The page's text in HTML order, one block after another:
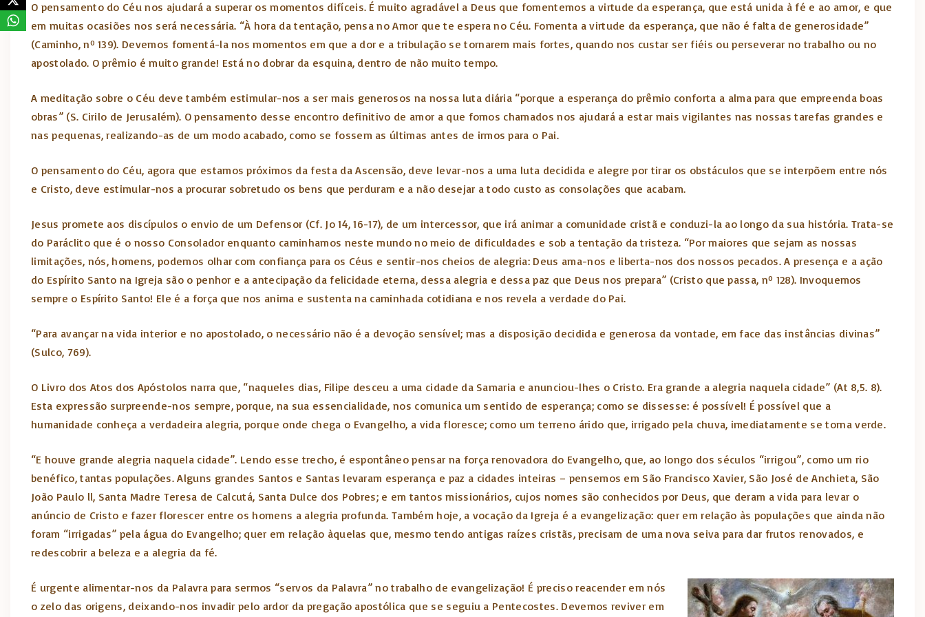
O pensamento do Céu nos ajudará a superar os momentos difíceis. É muito agradável a Deus que fomentemos a virtude da esperança, que está unida à fé e ao amor, e que
em muitas ocasiões nos será necessária. “À hora da tentação, pensa no Amor que te espera no Céu. Fomenta a virtude da esperança, que não é falta de generosidade”
(Caminho, nº 139). Devemos fomentá-la nos momentos em que a dor e a tribulação se tornarem mais fortes, quando nos custar ser fiéis ou perseverar no trabalho ou no
apostolado. O prêmio é muito grande! Está no dobrar da esquina, dentro de não muito tempo.
A meditação sobre o Céu deve também estimular-nos a ser mais generosos na nossa luta diária “porque a esperança do prêmio conforta a alma para que empreenda boas
obras” (S. Cirilo de Jerusalém). O pensamento desse encontro definitivo de amor a que fomos chamados nos ajudará a estar mais vigilantes nas nossas tarefas grandes e
nas pequenas, realizando-as de um modo acabado, como se fossem as últimas antes de irmos para o Pai.
O pensamento do Céu, agora que estamos próximos da festa da Ascensão, deve levar-nos a uma luta decidida e alegre por tirar os obstáculos que se interpõem entre nós
e Cristo, deve estimular-nos a procurar sobretudo os bens que perduram e a não desejar a todo custo as consolações que acabam.
Jesus promete aos discípulos o envio de um Defensor (Cf. Jo 14, 16-17), de um intercessor, que irá animar a comunidade cristã e conduzi-la ao longo da sua história. Trata-se
do Paráclito que é o nosso Consolador enquanto caminhamos neste mundo no meio de dificuldades e sob a tentação da tristeza. “Por maiores que sejam as nossas
limitações, nós, homens, podemos olhar com confiança para os Céus e sentir-nos cheios de alegria: Deus ama-nos e liberta-nos dos nossos pecados. A presença e a ação
do Espírito Santo na Igreja são o penhor e a antecipação da felicidade eterna, dessa alegria e dessa paz que Deus nos prepara” (Cristo que passa, nº 128). Invoquemos
sempre o Espírito Santo! Ele é a força que nos anima e sustenta na caminhada cotidiana e nos revela a verdade do Pai.
“Para avançar na vida interior e no apostolado, o necessário não é a devoção sensível; mas a disposição decidida e generosa da vontade, em face das instâncias divinas”
(Sulco, 769).
O Livro dos Atos dos Apóstolos narra que, “naqueles dias, Filipe desceu a uma cidade da Samaria e anunciou-lhes o Cristo. Era grande a alegria naquela cidade” (At 8,5. 8).
Esta expressão surpreende-nos sempre, porque, na sua essencialidade, nos comunica um sentido de esperança; como se dissesse: é possível! É possível que a
humanidade conheça a verdadeira alegria, porque onde chega o Evangelho, a vida floresce; como um terreno árido que, irrigado pela chuva, imediatamente se torna verde.
“E houve grande alegria naquela cidade”. Lendo esse trecho, é espontâneo pensar na força renovadora do Evangelho, que, ao longo dos séculos “irrigou”, como um rio
benéfico, tantas populações. Alguns grandes Santos e Santas levaram esperança e paz a cidades inteiras – pensemos em São Francisco Xavier, São José de Anchieta, São
João Paulo ll, Santa Madre Teresa de Calcutá, Santa Dulce dos Pobres; e em tantos missionários, cujos nomes são conhecidos por Deus, que deram a vida para levar o
anúncio de Cristo e fazer florescer entre os homens a alegria profunda. Também hoje, a vocação da Igreja é a evangelização: quer em relação às populações que ainda não
foram “irrigadas” pela água do Evangelho; quer em relação àquelas que, mesmo tendo antigas raízes cristãs, precisam de uma nova seiva para dar frutos renovados, e
redescobrir a beleza e a alegria da fé.
É urgente alimentar-nos da Palavra para sermos “servos da Palavra” no trabalho de evangelização! É preciso reacender em nós
o zelo das origens, deixando-nos invadir pelo ardor da pregação apostólica que se seguiu a Pentecostes. Devemos reviver em